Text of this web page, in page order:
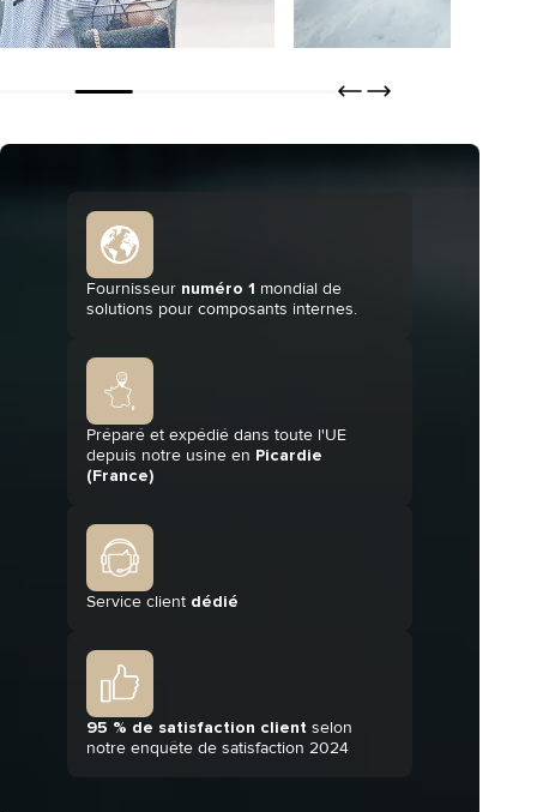
Fournisseur numéro 1 mondial de
solutions pour composants internes.
Préparé et expédié dans toute l'UE
depuis notre usine en Picardie
(France)
Service client dédié
95 % de satisfaction client selon
notre enquête de satisfaction 2024